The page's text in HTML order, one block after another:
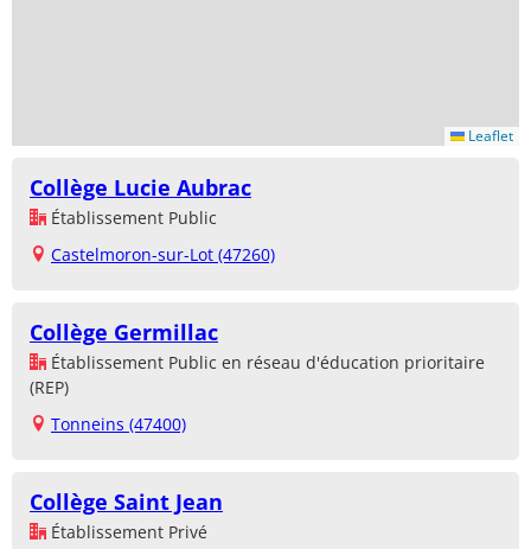
Leaflet
Collège Lucie Aubrac
Établissement Public
Castelmoron-sur-Lot (47260)
Collège Germillac
Établissement Public en réseau d'éducation prioritaire
(REP)
Tonneins (47400)
Collège Saint Jean
Établissement Privé